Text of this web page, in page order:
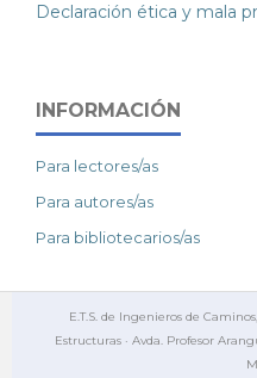
Declaración ética y mala
INFORMACIÓN
Para lectores/as
Para autores/as
Para bibliotecarios/as
E.T.S. de Ingenieros de
Estructuras · Avda. Profesor